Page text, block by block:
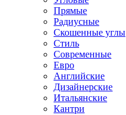
Прямые
Радиусные
Скошенные углы
Стиль
Современные
Евро
Английские
Дизайнерские
Итальянские
Кантри